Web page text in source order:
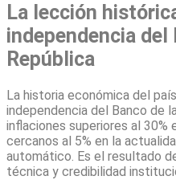
La lección
independencia del
República
La historia económica del
independencia del Banco de
inflaciones superiores al 30%
cercanos al 5% en la
automático. Es el resultado
técnica y credibilidad